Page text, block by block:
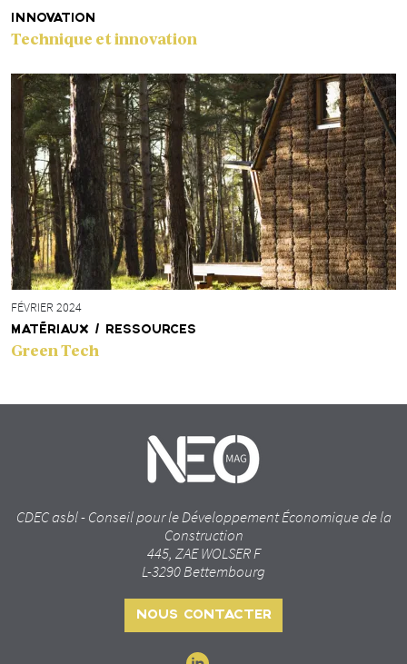
INNOVATION
Technique et innovation
FÉVRIER 2024
MATÉRIAUX / RESSOURCES
Green Tech
CDEC asbl - Conseil pour le Développement Économique de la
Construction
445, ZAE WOLSER F
L-3290 Bettembourg
NOUS CONTACTER